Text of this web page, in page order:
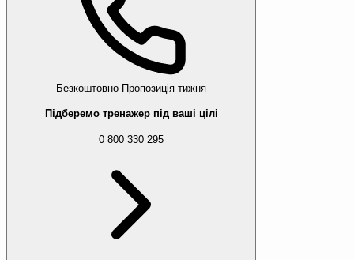
Безкоштовно Пропозиція тижня
Підберемо тренажер під ваші цілі
0 800 330 295